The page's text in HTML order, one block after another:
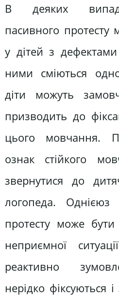
В деяких
пасивного протесту
у дітей з
ними сміються
діти можуть
призводить до
цього мовчання.
ознак стійкого
звернутися до
логопеда.
протесту може
неприємної
реактивно
нерідко фіксуються